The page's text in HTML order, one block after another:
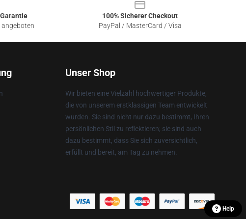
100% Sicherer Checkout
PayPal / MasterCard / Visa
Unser Shop
Wir bieten eine Vielzahl hochwertiger Produkte,
die von unserem erstklassigen Team entwickelt
wurden. Sie sind nicht nur dazu bestimmt, Ihren
persönlichen Stil zu reflektieren; sie sind auch
dazu bestimmt, dass Sie sich zuversichtlich,
erfüllt und bereit, am Tag zu nehmen.
Help